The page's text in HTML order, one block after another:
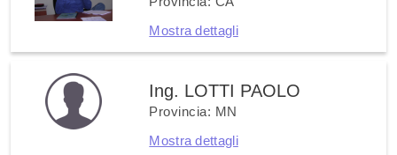
Mostra dettagli
Ing. LOTTI PAOLO
Provincia: MN
Mostra dettagli